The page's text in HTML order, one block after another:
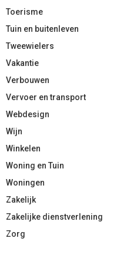
Toerisme
Tuin en buitenleven
Tweewielers
Vakantie
Verbouwen
Vervoer en transport
Webdesign
Wijn
Winkelen
Woning en Tuin
Woningen
Zakelijk
Zakelijke dienstverlening
Zorg